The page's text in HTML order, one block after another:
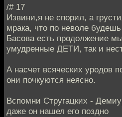
/# 17
Извини,я не спорил, а
мрака, что по неволе
Басова есть продолжение
умудренные ДЕТИ, так и
А насчет всяческих уродов
они почкуются неясно.
Вспомни Стругацких -
даже он нашел его поздно